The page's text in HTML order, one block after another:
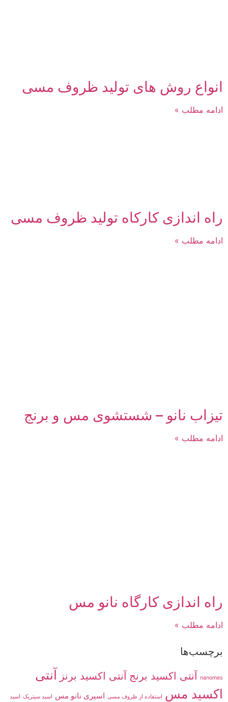
انواع روش های تولید ظروف مسی
ادامه مطلب »
راه اندازی کارکاه تولید ظروف مسی
ادامه مطلب »
تیزاب نانو – شستشوی مس و برنج
ادامه مطلب »
راه اندازی کارگاه نانو مس
ادامه مطلب »
برچسب‌ها
nanomes آنتی اکسید برنج آنتی اکسید برنز آنتی
اکسید مس استفاده از ظروف مسی اسپری نانو مس اسید سیتریک اسید